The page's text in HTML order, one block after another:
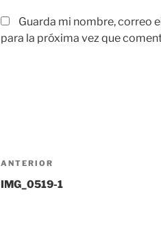
Guarda mi nombre, correo
para la próxima vez que
Navegación
de
Entrada
anterior:
ANTERIOR
IMG_0519-1